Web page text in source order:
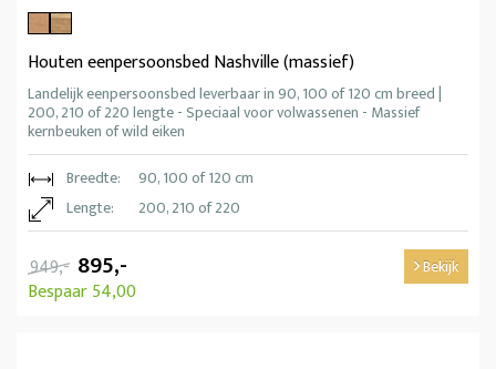
Houten eenpersoonsbed Nashville (massief)
Landelijk eenpersoonsbed leverbaar in 90, 100 of 120 cm breed |
200, 210 of 220 lengte - Speciaal voor volwassenen - Massief
kernbeuken of wild eiken
Breedte:
90, 100 of 120 cm
Lengte:
200, 210 of 220
949,- 895,-
Bespaar 54,00
Bekijk